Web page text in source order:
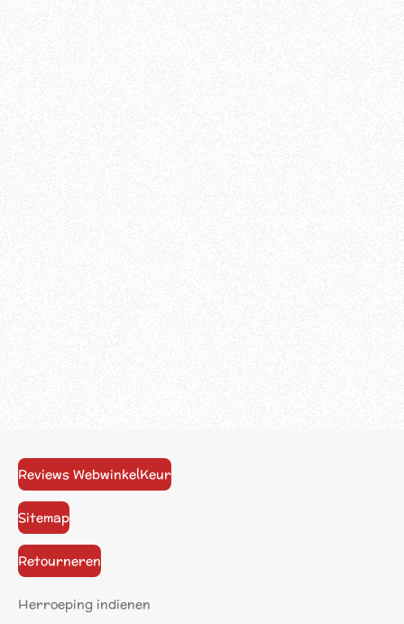
Reviews WebwinkelKeur
Sitemap
Retourneren
Herroeping indienen